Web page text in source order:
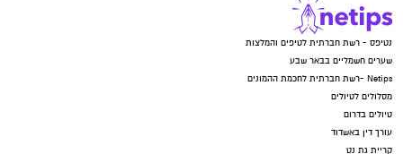
נטיפס - רשת חברתית לטיפים והמלצות
שערים חשמליים בבאר שבע
Netips -רשת חברתית לחכמת ההמונים
מסלולים לטיולים
טיולים בדרום
עורך דין באשדוד
קריית גת נט